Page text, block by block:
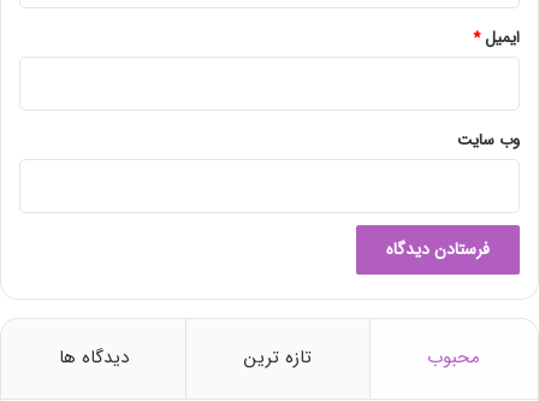
ایمیل*
وب‌ سایت
محبوب تازه ترین دیدگاه ها